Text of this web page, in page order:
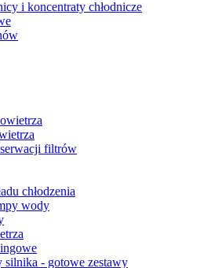
i koncentraty chłodnicze
filtrów
chłodzenia
wody
silnika - gotowe zestawy